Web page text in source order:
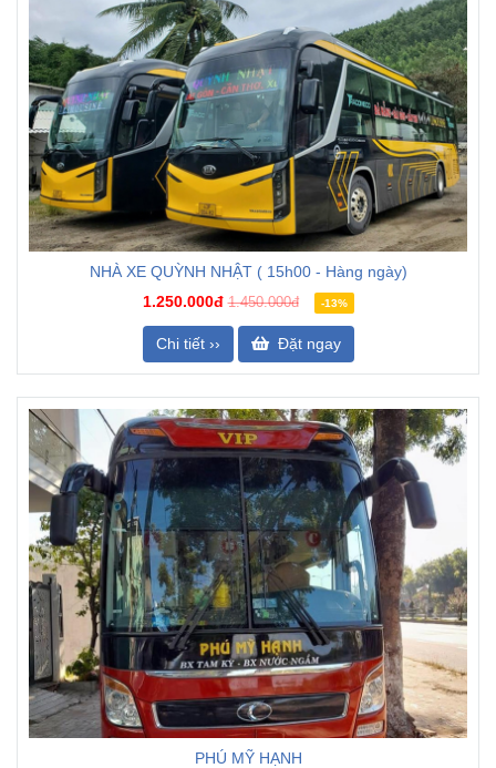
NHÀ XE QUỲNH NHẬT ( 15h00 - Hàng ngày)
1.250.000đ 1.450.000đ -13%
Chi tiết ›› Đặt ngay
PHÚ MỸ HẠNH